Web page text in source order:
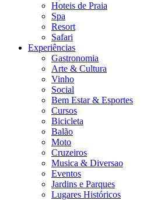
Hoteis de Praia
Spa
Resort
Safari
Experiências
Gastronomia
Arte & Cultura
Vinho
Social
Bem Estar & Esportes
Cursos
Bicicleta
Balão
Moto
Cruzeiros
Musica & Diversao
Eventos
Jardins e Parques
Lugares Históricos